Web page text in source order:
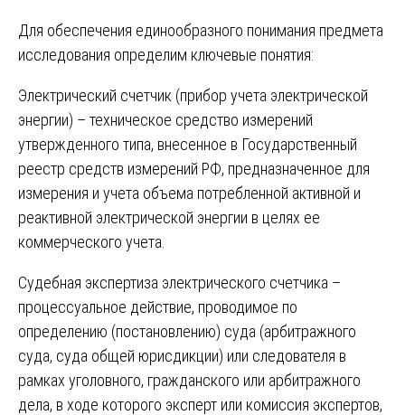
Для обеспечения единообразного понимания предмета
исследования определим ключевые понятия:
Электрический счетчик (прибор учета электрической
энергии) – техническое средство измерений
утвержденного типа, внесенное в Государственный
реестр средств измерений РФ, предназначенное для
измерения и учета объема потребленной активной и
реактивной электрической энергии в целях ее
коммерческого учета.
Судебная экспертиза электрического счетчика –
процессуальное действие, проводимое по
определению (постановлению) суда (арбитражного
суда, суда общей юрисдикции) или следователя в
рамках уголовного, гражданского или арбитражного
дела, в ходе которого эксперт или комиссия экспертов,